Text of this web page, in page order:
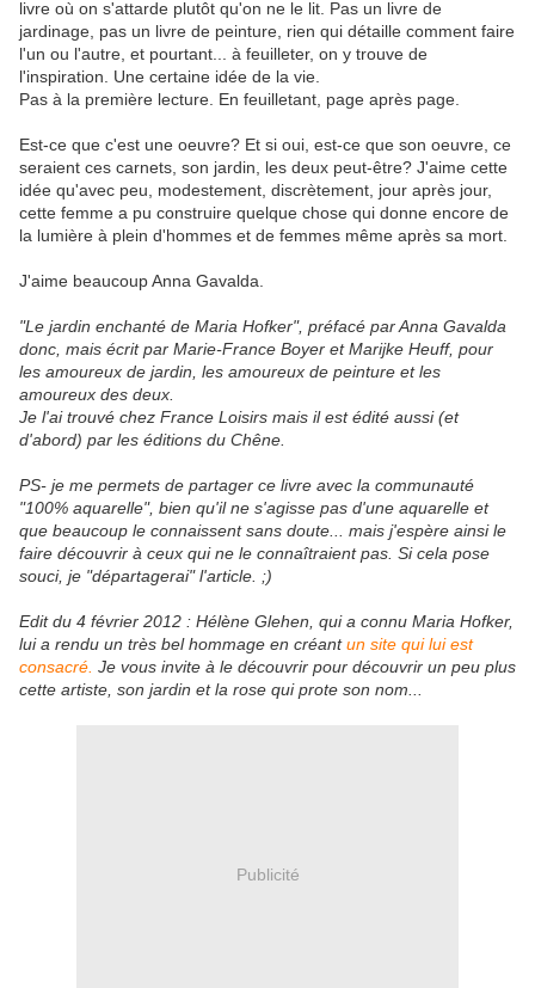
livre où on s'attarde plutôt qu'on ne le lit. Pas un livre de
jardinage, pas un livre de peinture, rien qui détaille comment faire
l'un ou l'autre, et pourtant... à feuilleter, on y trouve de
l'inspiration. Une certaine idée de la vie.
Pas à la première lecture. En feuilletant, page après page.
Est-ce que c'est une oeuvre? Et si oui, est-ce que son oeuvre, ce
seraient ces carnets, son jardin, les deux peut-être? J'aime cette
idée qu'avec peu, modestement, discrètement, jour après jour,
cette femme a pu construire quelque chose qui donne encore de
la lumière à plein d'hommes et de femmes même après sa mort.
J'aime beaucoup Anna Gavalda.
"Le jardin enchanté de Maria Hofker", préfacé par Anna Gavalda
donc, mais écrit par Marie-France Boyer et Marijke Heuff, pour
les amoureux de jardin, les amoureux de peinture et les
amoureux des deux.
Je l'ai trouvé chez France Loisirs mais il est édité aussi (et
d'abord) par les éditions du Chêne.
PS- je me permets de partager ce livre avec la communauté
"100% aquarelle", bien qu'il ne s'agisse pas d'une aquarelle et
que beaucoup le connaissent sans doute... mais j'espère ainsi le
faire découvrir à ceux qui ne le connaîtraient pas. Si cela pose
souci, je "départagerai" l'article. ;)
Edit du 4 février 2012 : Hélène Glehen, qui a connu Maria Hofker,
lui a rendu un très bel hommage en créantun site qui lui est
consacré. Je vous invite à le découvrir pour découvrir un peu plus
cette artiste, son jardin et la rose qui prote son nom...
Publicité